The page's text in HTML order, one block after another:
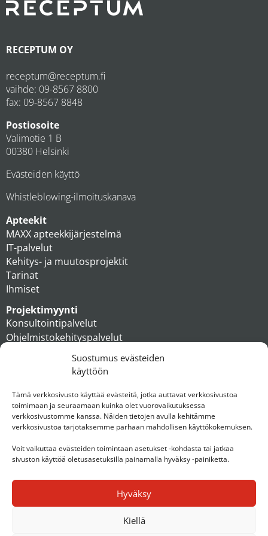
Suostumus evästeiden
käyttöön
Tämä verkkosivusto käyttää evästeitä, jotka auttavat verkkosivustoa
toimimaan ja seuraamaan kuinka olet vuorovaikutuksessa
verkkosivustomme kanssa. Näiden tietojen avulla kehitämme
verkkosivustoa tarjotaksemme parhaan mahdollisen käyttökokemuksen.
Voit vaikuttaa evästeiden toimintaan asetukset -kohdasta tai jatkaa
sivuston käyttöä oletusasetuksilla painamalla hyväksy -painiketta.
Hyväksy
Kiellä
RECEPTUM OY
receptum@receptum.fi
vaihde: 09-8567 8800
fax: 09-8567 8848
Postiosoite
Valimotie 1 B
00380 Helsinki
Evästeiden käyttö
Whistleblowing-ilmoituskanava
Apteekit
MAXX apteekkijärjestelmä
IT-palvelut
Kehitys- ja muutosprojektit
Tarinat
Ihmiset
Projektimyynti
Konsultointipalvelut
Ohjelmistokehityspalvelut
Ihmiset
Konserni
Ota yhteyttä